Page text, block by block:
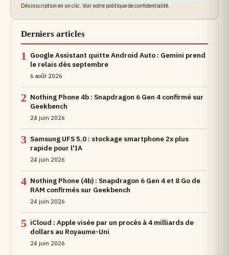
Désinscription en un clic. Voir notre politique de confidentialité.
Derniers articles
1
Google Assistant quitte Android Auto : Gemini prend
le relais dès septembre
6 août 2026
2 Nothing Phone 4b : Snapdragon 6 Gen 4 confirmé sur
Geekbench
24 juin 2026
3 Samsung UFS 5.0 : stockage smartphone 2x plus
rapide pour l'IA
24 juin 2026
4 Nothing Phone (4b) : Snapdragon 6 Gen 4 et 8 Go de
RAM confirmés sur Geekbench
24 juin 2026
5 iCloud : Apple visée par un procès à 4 milliards de
dollars au Royaume-Uni
24 juin 2026